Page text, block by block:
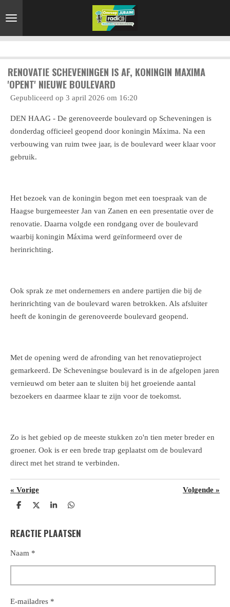
direct
naar
RENOVATIE SCHEVENINGEN IS AF, KONINGIN MAXIMA
'OPENT' NIEUWE BOULEVARD
Gepubliceerd op 3 april 2026 om 16:20
DEN HAAG - De gerenoveerde boulevard op Scheveningen is
donderdag officieel geopend door koningin Máxima. Na een
verbouwing van ruim twee jaar, is de boulevard weer klaar voor
gebruik.
Het bezoek van de koningin begon met een toespraak van de
Haagse burgemeester Jan van Zanen en een presentatie over de
renovatie. Daarna volgde een rondgang over de boulevard
waarbij koningin Máxima werd geïnformeerd over de
herinrichting.
Ook sprak ze met ondernemers en andere partijen die bij de
herinrichting van de boulevard waren betrokken. Als afsluiter
heeft de koningin de gerenoveerde boulevard geopend.
Met de opening werd de afronding van het renovatieproject
gemarkeerd. De Scheveningse boulevard is in de afgelopen jaren
vernieuwd om beter aan te sluiten bij het groeiende aantal
bezoekers en daarmee klaar te zijn voor de toekomst.
Zo is het gebied op de meeste stukken zo'n tien meter breder en
groener. Ook is er een brede trap geplaatst om de boulevard
direct met het strand te verbinden.
« Vorige Volgende »
D
e
n
D
l
S
r
e
D
e
n
REACTIE PLAATSEN
Naam *
E-mailadres *